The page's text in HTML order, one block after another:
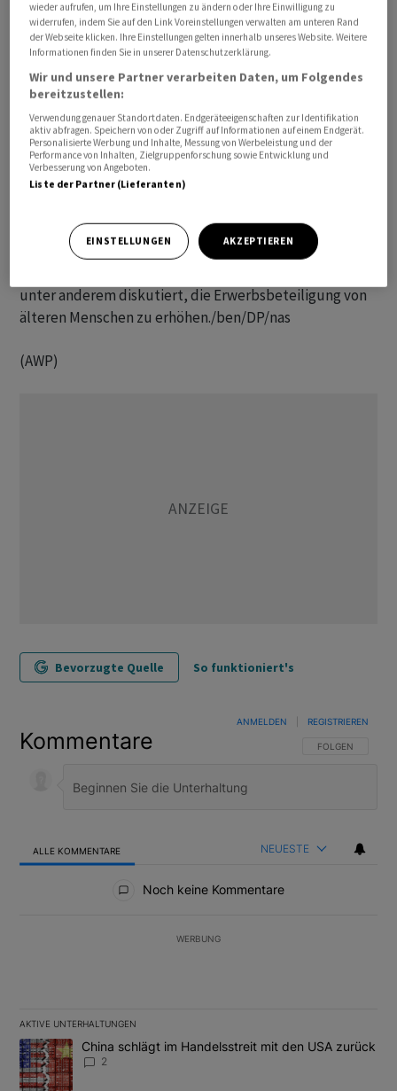
«Jüngere Altersgruppen werden die Babyboomer
zahlenmässig nicht ersetzen können», rechnen die
Wiesbadener Statistiker vor. Obwohl die 60- bis 64-
Jährigen bereits im Übergang zum Ruhestand waren,
stellten sie im Jahr 2025 noch 4,5 Millionen
Erwerbspersonen. Aus der Altersgruppe der 55- bis 59-
Jährigen waren 5,5 Millionen noch am Arbeitsmarkt
aktiv.
Jüngere Generationen erreichen diese zusammen 10
Millionen Erwerbspersonen jeweils nicht ganz. Um dem
unter anderem diskutiert, die Erwerbsbeteiligung von
älteren Menschen zu erhöhen./ben/DP/nas
(AWP)
Bevorzugte Quelle So funktioniert's
Kommentare FOLGE DIESER
FOLGEN
ANMELDEN REGISTRIEREN
ALLE KOMMENTARE NEUESTE
Noch keine Kommentare
WERBUNG
AKTIVE UNTERHALTUNGEN
Das Folgende ist eine Liste der am meisten kommentierten
Ein Trendartikel mit dem Titel "China schlägt im Handelsstreit
China schlägt im Handelsstreit mit den USA zurück
2
wieder aufrufen, um Ihre Einstellungen zu ändern oder Ihre Einwilligung zu
widerrufen, indem Sie auf den Link Voreinstellungen verwalten am unteren Rand
der Webseite klicken. Ihre Einstellungen gelten innerhalb unseres Website. Weitere
Informationen finden Sie in unserer Datenschutzerklärung.
Wir und unsere Partner verarbeiten Daten, um Folgendes
bereitzustellen:
Verwendung genauer Standortdaten. Endgeräteeigenschaften zur Identifikation
aktiv abfragen. Speichern von oder Zugriff auf Informationen auf einem Endgerät.
Personalisierte Werbung und Inhalte, Messung von Werbeleistung und der
Performance von Inhalten, Zielgruppenforschung sowie Entwicklung und
Verbesserung von Angeboten.
Liste der Partner (Lieferanten)
EINSTELLUNGEN AKZEPTIEREN